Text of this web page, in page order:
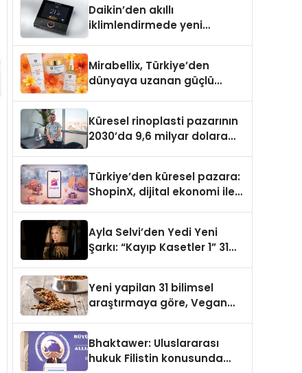
Daikin’den akıllı
iklimlendirmede yeni
Mirabellix, Türkiye’den
dünyaya uzanan güçlü
Küresel rinoplasti pazarının
2030’da 9,6 milyar dolara
Türkiye’den küresel pazara:
ShopinX, dijital ekonomi ile
Ayla Selvi’den Yedi Yeni
Şarkı: “Kayıp Kasetler 1” 31
Yeni yapilan 31 bilimsel
araştırmaya göre, Vegan
Sindirildiğini Ortaya Koydu
Bhaktawer: Uluslararası
hukuk Filistin konusunda